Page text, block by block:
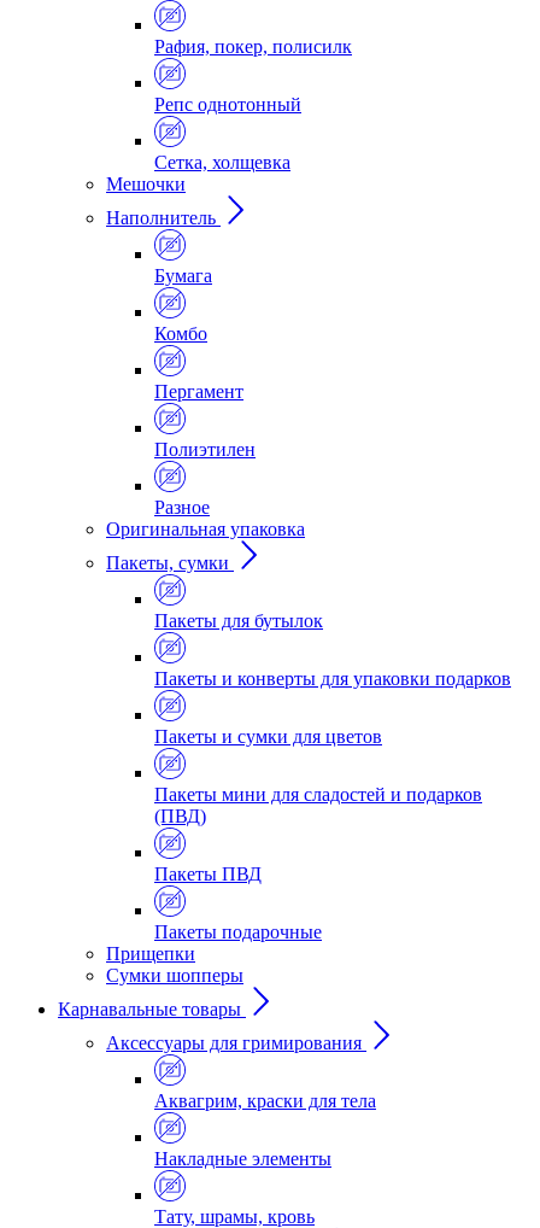
Рафия, покер, полисилк
Репс однотонный
Сетка, холщевка
Мешочки
Наполнитель
Бумага
Комбо
Пергамент
Полиэтилен
Разное
Оригинальная упаковка
Пакеты, сумки
Пакеты для бутылок
Пакеты и конверты для упаковки подарков
Пакеты и сумки для цветов
Пакеты мини для сладостей и подарков
(ПВД)
Пакеты ПВД
Пакеты подарочные
Прищепки
Сумки шопперы
Карнавальные товары
Аксессуары для гримирования
Аквагрим, краски для тела
Накладные элементы
Тату, шрамы, кровь